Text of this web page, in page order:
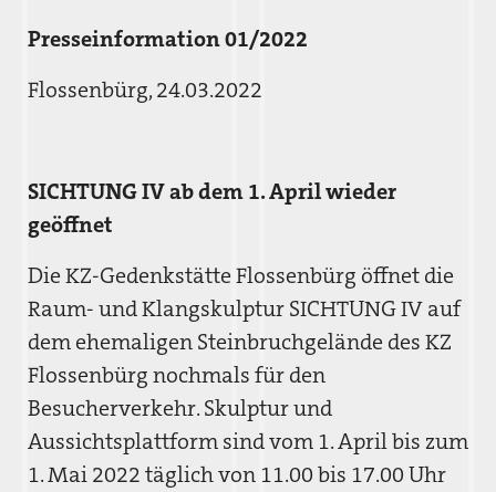
Presseinformation 01/2022
Flossenbürg, 24.03.2022
SICHTUNG IV ab dem 1. April wieder
geöffnet
Die KZ-Gedenkstätte Flossenbürg öffnet die
Raum- und Klangskulptur SICHTUNG IV auf
dem ehemaligen Steinbruchgelände des KZ
Flossenbürg nochmals für den
Besucherverkehr. Skulptur und
Aussichtsplattform sind vom 1. April bis zum
1. Mai 2022 täglich von 11.00 bis 17.00 Uhr